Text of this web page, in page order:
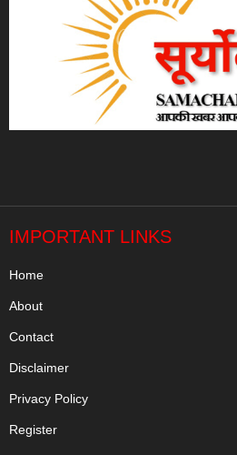
IMPORTANT LINKS
Home
About
Contact
Disclaimer
Privacy Policy
Register